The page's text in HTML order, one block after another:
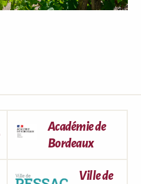
Académie de
Bordeaux
Ville de